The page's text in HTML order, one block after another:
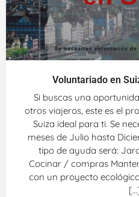
Voluntariado en
Si buscas una
otros viajeros, este es el
Suiza ideal para ti. Se
meses de Julio hasta
tipo de ayuda será:
Cocinar / compras
con un proyecto